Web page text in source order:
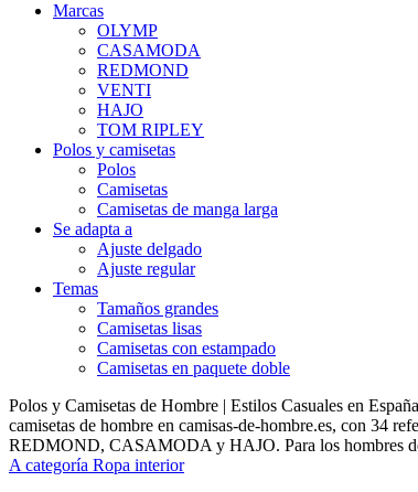
Marcas
OLYMP
CASAMODA
REDMOND
VENTI
HAJO
TOM RIPLEY
Polos y camisetas
Polos
Camisetas
Camisetas de manga larga
Se adapta a
Ajuste delgado
Ajuste regular
Temas
Tamaños grandes
Camisetas lisas
Camisetas con estampado
Camisetas en paquete doble
Polos y Camisetas de Hombre | Estilos Casuales en
camisetas de hombre en camisas-de-hombre.es, con 34
REDMOND, CASAMODA y HAJO. Para los hombres
A categoría Ropa interior